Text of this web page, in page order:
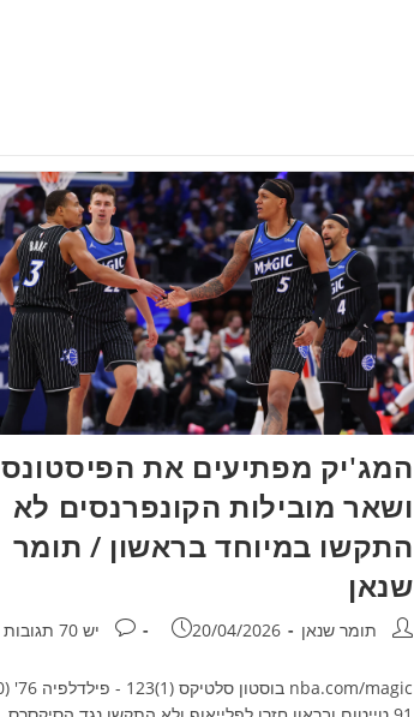
המג'יק מפתיעים את הפיסטונס
ושאר מובילות הקונפרנסים לא
התקשו במיוחד בראשון / תומר
שנאן
מחבר:תומר שנאן פורסם:
20/04/2026 תגובות:
יש 70 תגובות